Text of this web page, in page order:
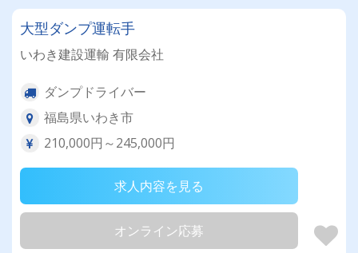
大型ダンプ運転手
いわき建設運輸 有限会社
ダンプドライバー
福島県いわき市
210,000円～245,000円
求人内容を見る
オンライン応募